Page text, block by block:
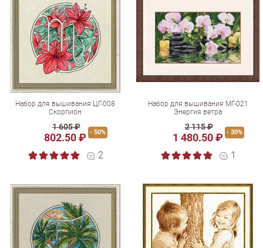
Набор для вышивания ЦГ-008
Скорпион
1 605 ₽
802.50 ₽ - 50%
2
Набор для вышивания МГ-021
Энергия ветра
2 115 ₽
1 480.50 ₽ - 30%
1